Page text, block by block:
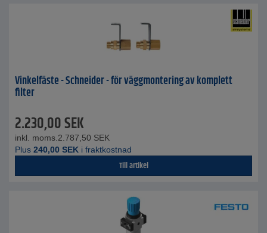
Vinkelfäste - Schneider - för väggmontering av komplett
filter
2.230,00SEK
inkl. moms. 2.787,50 SEK
Plus 240,00 SEK i fraktkostnad
Till artikel